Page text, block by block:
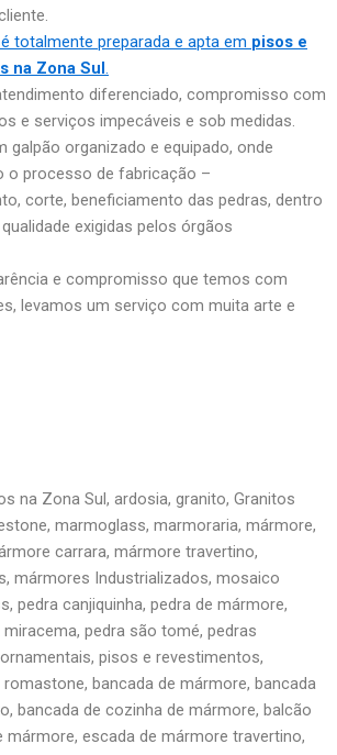
totalmente preparada e apta em pisos e
na Zona Sul.
diferenciado, compromisso com
e serviços impecáveis e sob medidas.
galpão organizado e equipado, onde
o processo de fabricação –
corte, beneficiamento das pedras, dentro
exigidas pelos órgãos
e compromisso que temos com
levamos um serviço com muita arte e
na Zona Sul, ardosia, granito, Granitos
marmoglass, marmoraria, mármore,
carrara, mármore travertino,
mármores Industrializados, mosaico
pedra canjiquinha, pedra de mármore,
miracema, pedra são tomé, pedras
pisos e revestimentos,
bancada de mármore, bancada
bancada de cozinha de mármore, balcão
mármore, escada de mármore travertino,